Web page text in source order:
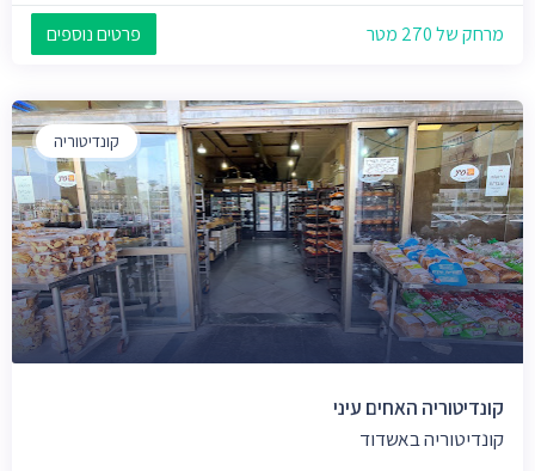
מרחק של 270 מטר פרטים נוספים
קונדיטוריה
קונדיטוריה האחים עיני
קונדיטוריה באשדוד